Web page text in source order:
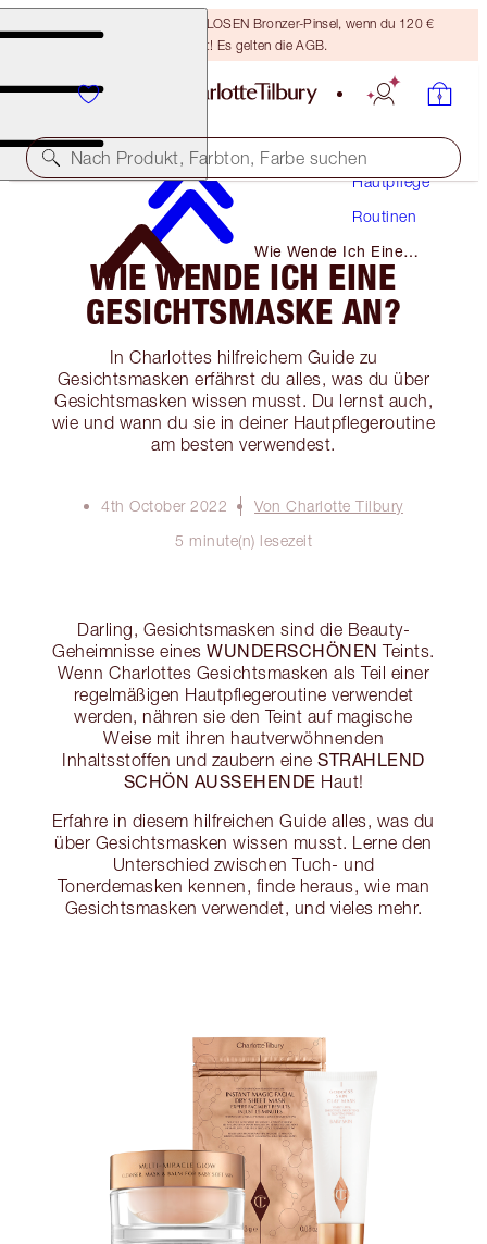
Sichere dir einen KOSTENLOSEN Bronzer-Pinsel, wenn du 120 €
ausgibst! Es gelten die AGB.
Nach Produkt, Farbton, Farbe suchen
Hautpflege
Routinen
Wie Wende Ich Eine
Gesichtsmaske An?
WIE WENDE ICH EINE
GESICHTSMASKE AN?
In Charlottes hilfreichem Guide zu
Gesichtsmasken erfährst du alles, was du über
Gesichtsmasken wissen musst. Du lernst auch,
wie und wann du sie in deiner Hautpflegeroutine
am besten verwendest.
4th October 2022
Von Charlotte Tilbury
5 minute(n) lesezeit
Darling, Gesichtsmasken sind die Beauty-
Geheimnisse einesWUNDERSCHÖNEN Teints.
Wenn Charlottes Gesichtsmasken als Teil einer
regelmäßigen Hautpflegeroutine verwendet
werden, nähren sie den Teint auf magische
Weise mit ihren hautverwöhnenden
Inhaltsstoffen und zaubern eineSTRAHLEND
SCHÖN AUSSEHENDE Haut!
Erfahre in diesem hilfreichen Guide alles, was du
über Gesichtsmasken wissen musst. Lerne den
Unterschied zwischen Tuch- und
Tonerdemasken kennen, finde heraus, wie man
Gesichtsmasken verwendet, und vieles mehr.